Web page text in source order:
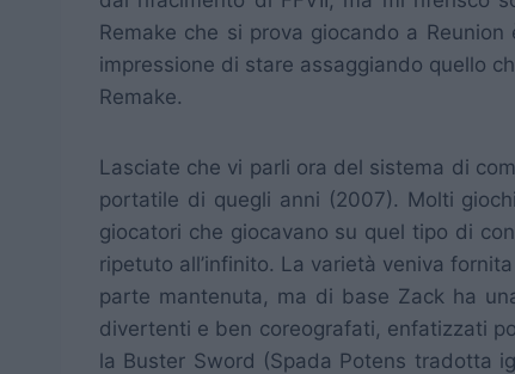
Remake che si prova giocando a
impressione di stare assaggiando quello
Remake.
Lasciate che vi parli ora del sistema di
portatile di quegli anni (2007). Molti
giocatori che giocavano su quel tipo di
ripetuto all’infinito. La varietà veniva
parte mantenuta, ma di base Zack ha
divertenti e ben coreografati, enfatizzati
la Buster Sword (Spada Potens tradotta